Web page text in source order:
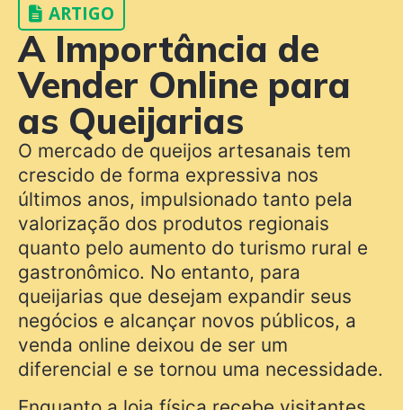
ARTIGO
A Importância de
Vender Online para
as Queijarias
O mercado de queijos artesanais tem
crescido de forma expressiva nos
últimos anos, impulsionado tanto pela
valorização dos produtos regionais
quanto pelo aumento do turismo rural e
gastronômico. No entanto, para
queijarias que desejam expandir seus
negócios e alcançar novos públicos, a
venda online deixou de ser um
diferencial e se tornou uma necessidade.